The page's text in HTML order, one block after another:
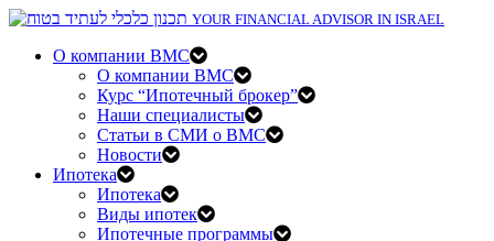
YOUR FINANCIAL ADVISOR IN ISRAEL
О компании BMC
О компании BMC
Курс “Ипотечный брокер”
Наши специалисты
Статьи в СМИ о BMC
Новости
Ипотека
Ипотека
Виды ипотек
Ипотечные программы